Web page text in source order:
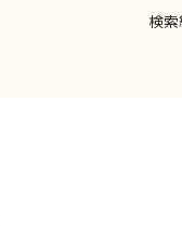
検